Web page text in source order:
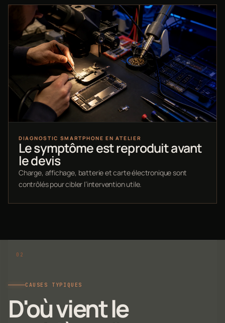
DIAGNOSTIC SMARTPHONE EN ATELIER
Le symptôme est reproduit avant
le devis
Charge, affichage, batterie et carte électronique sont
contrôlés pour cibler l’intervention utile.
CAUSES TYPIQUES
D'où vient le